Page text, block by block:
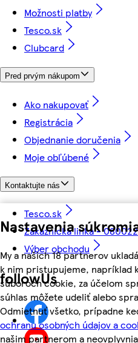
Nastavenia
My a našich 18 partnerov
k nim pristupujeme, napríklad
súboroch cookie, za účelom
súhlas môžete udeliť alebo
Odmietnuť všetko, prípadne
ochranu osobných údajov a
našim partnerom a
Možnosti platby
Tesco.sk
Clubcard
Pred prvým nákupom
Ako nakupovať
Registrácia
Objednanie doručenia
Moje obľúbené
Kontaktujte nás
Tesco.sk
Zákaznícka linka -
Výber obchodu
followUs